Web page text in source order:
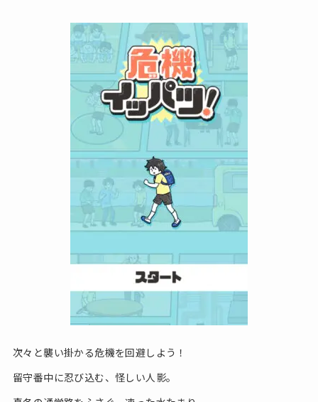
次々と襲い掛かる危機を回避しよう！
留守番中に忍び込む、怪しい人影。